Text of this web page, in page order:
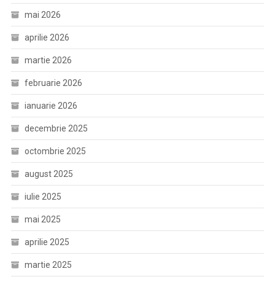
mai 2026
aprilie 2026
martie 2026
februarie 2026
ianuarie 2026
decembrie 2025
octombrie 2025
august 2025
iulie 2025
mai 2025
aprilie 2025
martie 2025